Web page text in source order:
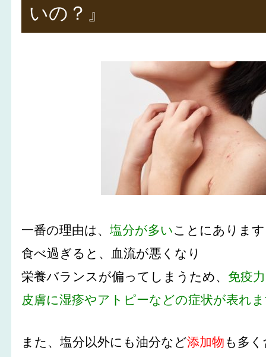
いの？』
一番の理由は、塩分が多いことにありま
食べ過ぎると、血流が悪くなり
栄養バランスが偏ってしまうため、 免疫
皮膚に湿疹やアトピーなどの症状が表れ
また、塩分以外にも油分など添加物 も多